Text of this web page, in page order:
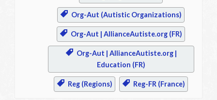
Org-Aut (Autistic Organizations)
Org-Aut | AllianceAutiste.org (FR)
Org-Aut | AllianceAutiste.org |
Education (FR)
Reg (Regions) Reg-FR (France)